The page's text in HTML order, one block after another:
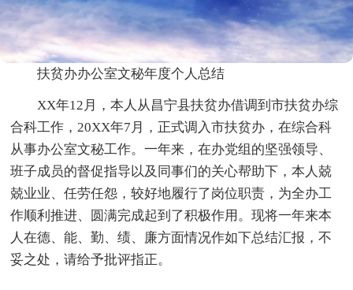
扶贫办办公室文秘年度个人总结
XX年12月，本人从昌宁县扶贫办借调到市扶贫办综
合科工作，20XX年7月，正式调入市扶贫办，在综合科
从事办公室文秘工作。一年来，在办党组的坚强领导、
班子成员的督促指导以及同事们的关心帮助下，本人兢
兢业业、任劳任怨，较好地履行了岗位职责，为全办工
作顺利推进、圆满完成起到了积极作用。现将一年来本
人在德、能、勤、绩、廉方面情况作如下总结汇报，不
妥之处，请给予批评指正。